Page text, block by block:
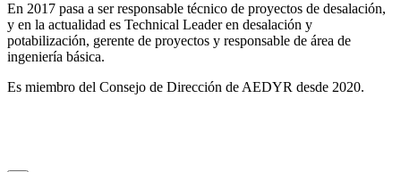
En 2017 pasa a ser responsable técnico de proyectos de desalación,
y en la actualidad es Technical Leader en desalación y
potabilización, gerente de proyectos y responsable de área de
ingeniería básica.
Es miembro del Consejo de Dirección de AEDYR desde 2020.